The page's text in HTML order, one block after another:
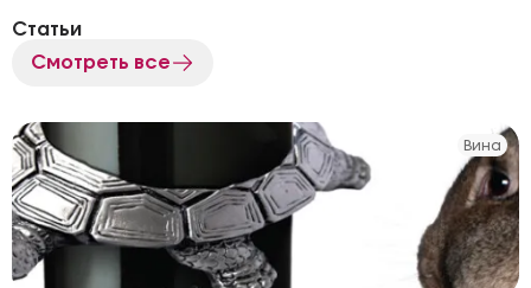
Статьи
Смотреть все
Вина